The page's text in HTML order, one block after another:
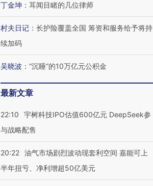
丁金坤 ： 耳闻目睹的几位律师
村夫日记 ： 长护险覆盖全国 筹资和服务给予将持
续加码
吴晓波 ： “沉睡”的10万亿元公积金
最新文章
22:10
宇树科技IPO估值600亿元 DeepSeek参
与战略配售
20:22 油气市场剧烈波动现套利空间 嘉能可上
半年扭亏、净利增超50亿美元